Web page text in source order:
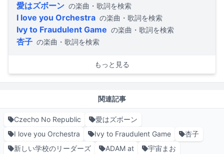
愛はズボーン の楽曲・歌詞を検索
I love you Orchestra の楽曲・歌詞を検索
Ivy to Fraudulent Game の楽曲・歌詞を検索
杏子 の楽曲・歌詞を検索
もっと見る
関連記事
Czecho No Republic
愛はズボーン
I love you Orchestra
Ivy to Fraudulent Game
杏子
新しい学校のリーダーズ
ADAM at
宇宙まお